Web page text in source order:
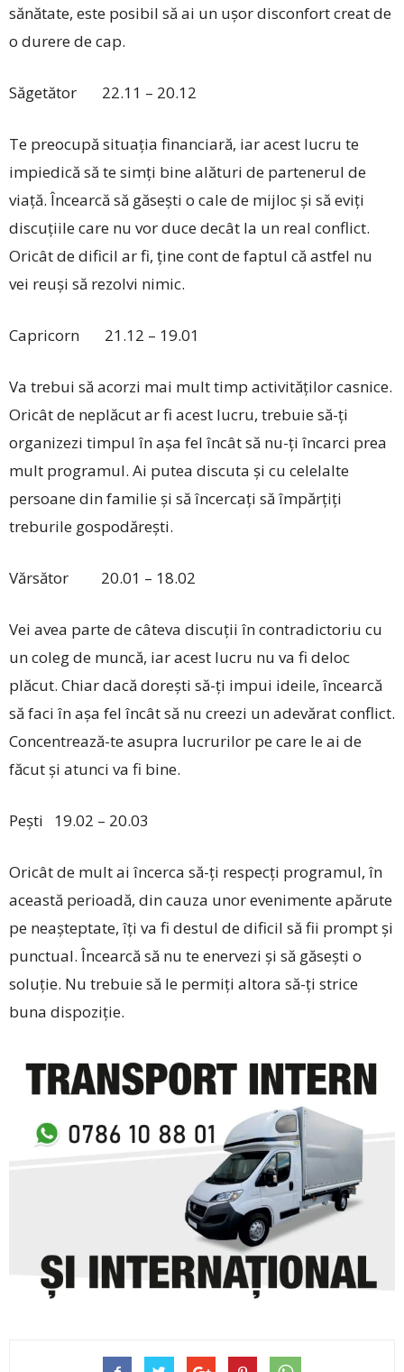
sănătate, este posibil să ai un ușor disconfort creat de
o durere de cap.
Săgetător 22.11 – 20.12
Te preocupă situația financiară, iar acest lucru te
impiedică să te simți bine alături de partenerul de
viață. Încearcă să găsești o cale de mijloc și să eviți
discuțiile care nu vor duce decât la un real conflict.
Oricât de dificil ar fi, ține cont de faptul că astfel nu
vei reuși să rezolvi nimic.
Capricorn 21.12 – 19.01
Va trebui să acorzi mai mult timp activităților casnice.
Oricât de neplăcut ar fi acest lucru, trebuie să-ți
organizezi timpul în așa fel încât să nu-ți încarci prea
mult programul. Ai putea discuta și cu celelalte
persoane din familie și să încercați să împărțiți
treburile gospodărești.
Vărsător 20.01 – 18.02
Vei avea parte de câteva discuții în contradictoriu cu
un coleg de muncă, iar acest lucru nu va fi deloc
plăcut. Chiar dacă dorești să-ți impui ideile, încearcă
să faci în așa fel încât să nu creezi un adevărat conflict.
Concentrează-te asupra lucrurilor pe care le ai de
făcut și atunci va fi bine.
Pești 19.02 – 20.03
Oricât de mult ai încerca să-ți respecți programul, în
această perioadă, din cauza unor evenimente apărute
pe neașteptate, îți va fi destul de dificil să fii prompt și
punctual. Încearcă să nu te enervezi și să găsești o
soluție. Nu trebuie să le permiți altora să-ți strice
buna dispoziție.